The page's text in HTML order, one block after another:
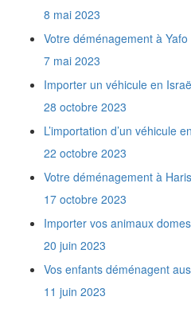
Quels documents fournir pour un
France ?
Comment obtenir la Téoudath
Quel est le rôle du Ministère de
Quel lien y a t'il entre l'Agence
Ministère de l'Intégration ?
Je rapporte en Israël les affaires
Est-ce que je vais payer des taxes
Comment communiquer mes
coordonnées à l'Administration
Quelles sont les coordonnées
français en Israël ?
Quelles sont les coordonnées du
de l'Intégration ?
De combien de temps dispose
s'inscrire à l'assurance maladie ?
8 mai 2023
Votre déménagement à Yafo
7 mai 2023
Importer un véhicule en
28 octobre 2023
L’importation d’un véhicule
22 octobre 2023
Votre déménagement à
17 octobre 2023
Importer vos animaux
20 juin 2023
Vos enfants déménagent
11 juin 2023